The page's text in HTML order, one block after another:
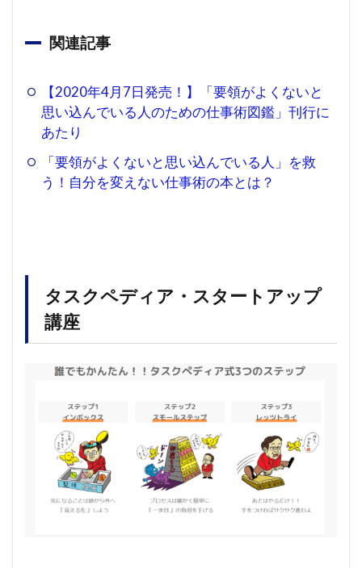
関連記事
【2020年4月7日発売！】「要領がよくないと
思い込んでいる人のための仕事術図鑑」刊行に
あたり
「要領がよくないと思い込んでいる人」を救
う！自分を変えない仕事術の本とは？
タスクペディア・スタートアップ
講座